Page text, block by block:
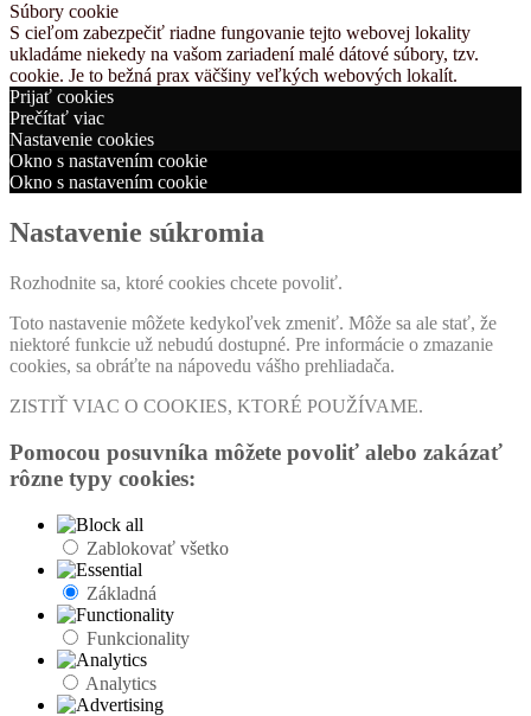
Súbory cookie
S cieľom zabezpečiť riadne fungovanie tejto webovej lokality
ukladáme niekedy na vašom zariadení malé dátové súbory, tzv.
cookie. Je to bežná prax väčšiny veľkých webových lokalít.
Prijať cookies
Prečítať viac
Nastavenie cookies
Okno s nastavením cookie
Okno s nastavením cookie
Nastavenie súkromia
Rozhodnite sa, ktoré cookies chcete povoliť.
Toto nastavenie môžete kedykoľvek zmeniť. Môže sa ale stať, že
niektoré funkcie už nebudú dostupné. Pre informácie o zmazanie
cookies, sa obráťte na nápovedu vášho prehliadača.
ZISTIŤ VIAC O COOKIES, KTORÉ POUŽÍVAME.
Pomocou posuvníka môžete povoliť alebo zakázať
rôzne typy cookies:
Zablokovať všetko
Základná
Funkcionality
Analytics